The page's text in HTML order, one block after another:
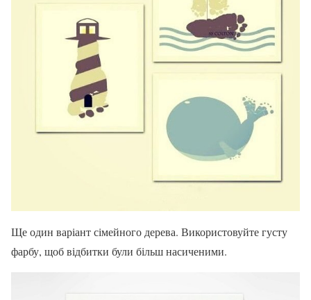
Ще один варіант сімейного дерева. Використовуйте густу
фарбу, щоб відбитки були більш насиченими.